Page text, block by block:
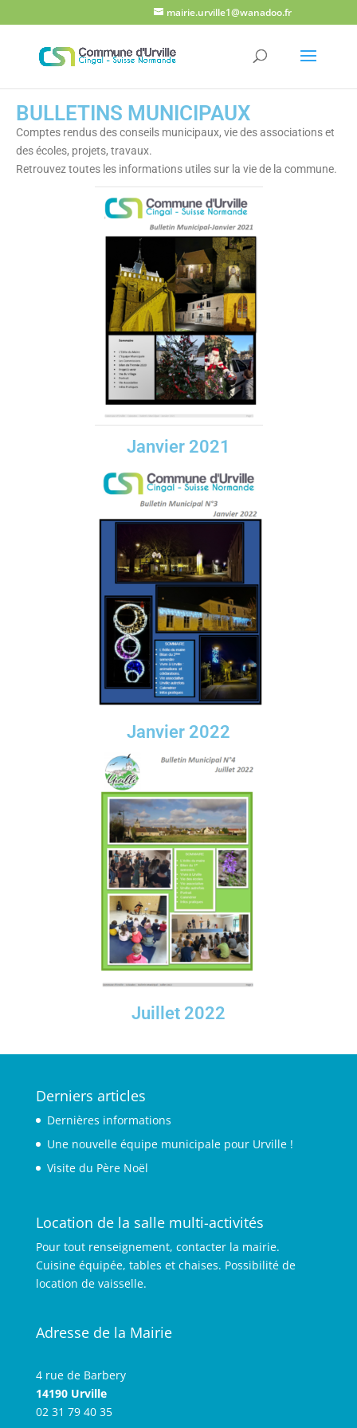
mairie.urville1@wanadoo.fr
BULLETINS MUNICIPAUX
Comptes rendus des conseils municipaux, vie des associations et
des écoles, projets, travaux.
Retrouvez toutes les informations utiles sur la vie de la commune.
Janvier 2021
Janvier 2022
Juillet 2022
Derniers articles
Dernières informations
Une nouvelle équipe municipale pour Urville !
Visite du Père Noël
Location de la salle multi-activités
Pour tout renseignement, contacter la mairie.
Cuisine équipée, tables et chaises. Possibilité de
location de vaisselle.
Adresse de la Mairie
4 rue de Barbery
14190 Urville
02 31 79 40 35